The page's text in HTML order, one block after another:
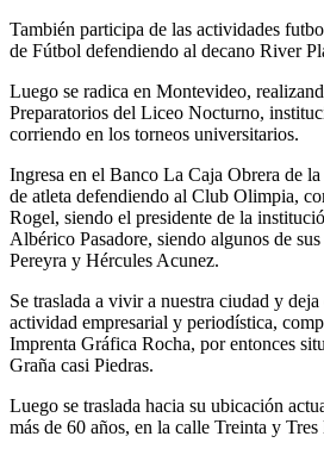
También participa de las actividades
de Fútbol defendiendo al decano River
Luego se radica en Montevideo,
Preparatorios del Liceo Nocturno,
corriendo en los torneos universitarios.
Ingresa en el Banco La Caja Obrera de
de atleta defendiendo al Club Olimpia,
Rogel, siendo el presidente de la
Albérico Pasadore, siendo algunos de
Pereyra y Hércules Acunez.
Se traslada a vivir a nuestra ciudad y
actividad empresarial y periodística,
Imprenta Gráfica Rocha, por entonces
Graña casi Piedras.
Luego se traslada hacia su ubicación
más de 60 años, en la calle Treinta y